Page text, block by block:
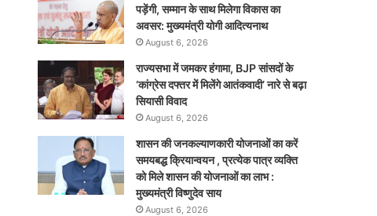
पड़ेंगी, सम्मान के साथ मिलेगा विकास का
अवसर: मुख्यमंत्री योगी आदित्यनाथ
August 6, 2026
राज्यसभा में जमकर हंगामा, BJP सांसदों के
‘कांग्रेस दफ्तर में मिलेंगे आतंकवादी’ नारे से बढ़ा
सियासी विवाद
August 6, 2026
शासन की जनकल्याणकारी योजनाओं का करें
समयबद्ध क्रियान्वयन , प्रत्येक पात्र व्यक्ति
को मिले शासन की योजनाओं का लाभ :
मुख्यमंत्री विष्णुदेव साय
August 6, 2026